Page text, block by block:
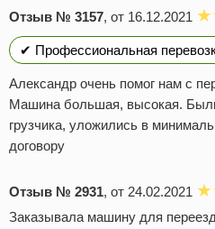
Отзыв № 3157, от 16.12.2021
✔ Профессиональная
Александр очень помог нам с
Машина большая, высокая.
грузчика, уложились в
договору
Отзыв № 2931, от 24.02.2021
Заказывала машину для